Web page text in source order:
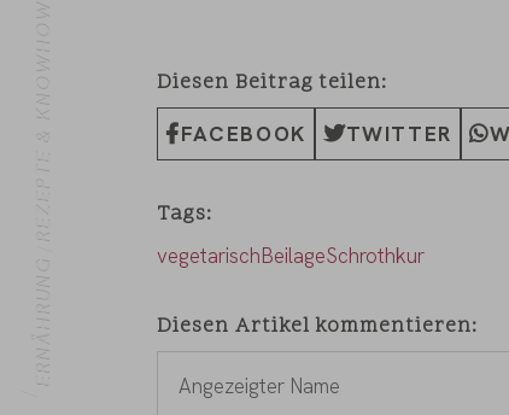
HOMEERNÄHRUNG
REZEPTE & KNOWHOW Diesen Beitrag teilen
FACEBOOK TWITTER
Tags
vegetarischBeilageSchrothkur
Diesen Artikel kommentieren
Name